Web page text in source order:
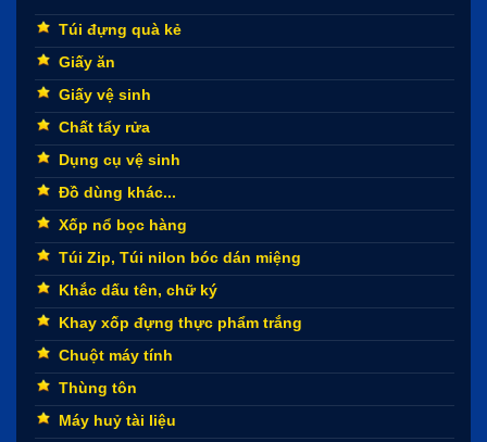
Túi đựng quà kẻ
Giấy ăn
Giấy vệ sinh
Chất tẩy rửa
Dụng cụ vệ sinh
Đồ dùng khác...
Xốp nổ bọc hàng
Túi Zip, Túi nilon bóc dán miệng
Khắc dấu tên, chữ ký
Khay xốp đựng thực phẩm trắng
Chuột máy tính
Thùng tôn
Máy huỷ tài liệu